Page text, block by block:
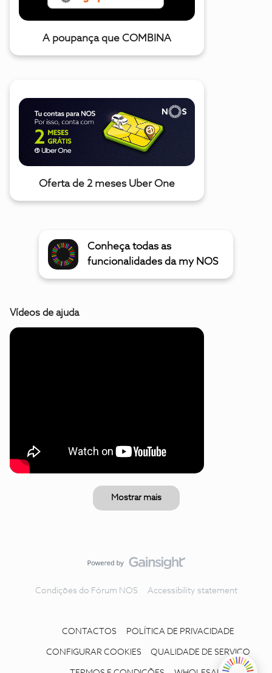
A poupança que COMBINA
Oferta de 2 meses Uber One
Conheça todas as
funcionalidades da my NOS
Vídeos de ajuda
Mostrar mais
Condições do Fórum NOS Accessibility statement
CONTACTOS POLÍTICA DE PRIVACIDADE
CONFIGURAR COOKIES QUALIDADE DE SERVIÇO